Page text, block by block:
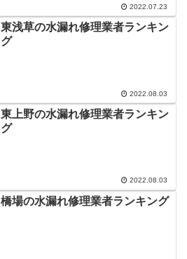
2022.07.23
東浅草の水漏れ修理業者ランキン
グ
2022.08.03
東上野の水漏れ修理業者ランキン
グ
2022.08.03
橋場の水漏れ修理業者ランキング